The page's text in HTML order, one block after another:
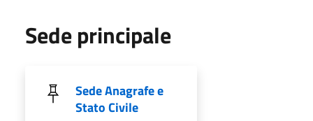
Sede principale
Sede Anagrafe e
Stato Civile